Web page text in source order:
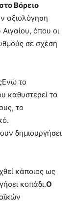
Βόρειο
αξιολόγηση
όπου οι
σε σχέση
το
καθυστερεί τα
το
δημιουργήσει
κάποιος ως
κοπάδι.Ο